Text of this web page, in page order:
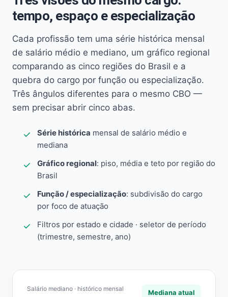
tempo, espaço e especialização
Cada profissão tem uma série histórica mensal
de salário médio e mediano, um gráfico regional
comparando as cinco regiões do Brasil e a
quebra do cargo por função ou especialização.
Três ângulos diferentes para o mesmo CBO —
sem precisar abrir cinco abas.
Série histórica mensal de salário médio e
mediana
Gráfico regional: piso, média e teto por região do
Brasil
Função / especialização: subdivisão do cargo
por foco de atuação
Filtros por estado e cidade · seletor de período
(trimestre, semestre, ano)
Salário mediano · histórico mensal Mediana atual